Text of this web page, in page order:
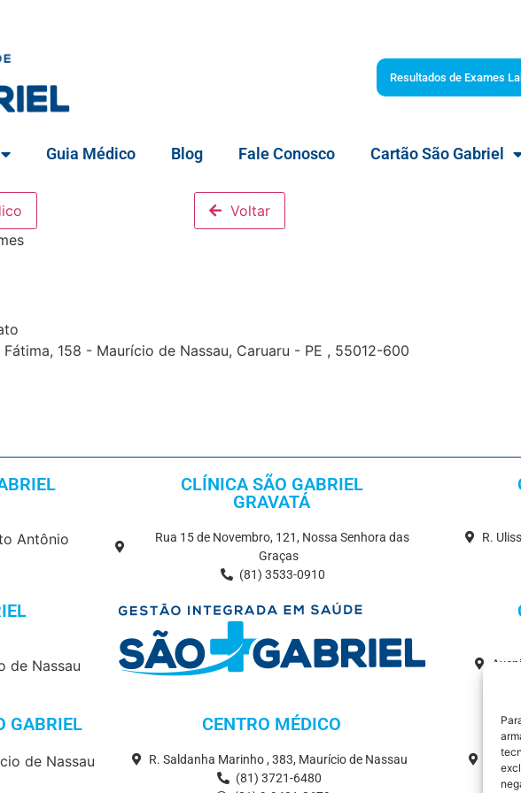
Resultados de Exames
Guia Médico Blog Fale Conosco Cartão São Gabriel
Voltar
Fátima, 158 - Maurício de Nassau, Caruaru - PE , 55012-600
Antônio
CLÍNICA SÃO GABRIEL
GRAVATÁ
Rua 15 de Novembro, 121, Nossa Senhora das
Graças
(81) 3533-0910
R.
de Nassau
GABRIEL
de Nassau
CENTRO MÉDICO
R. Saldanha Marinho , 383, Maurício de Nassau
(81) 3721-6480
R.